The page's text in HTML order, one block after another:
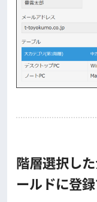
階層選択し
ールドに登